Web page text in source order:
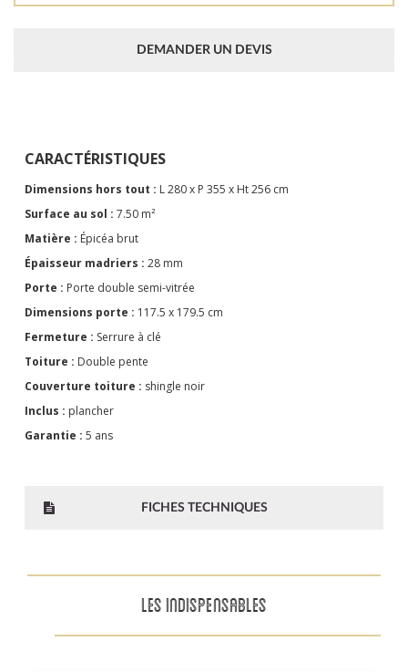
DEMANDER UN DEVIS
CARACTÉRISTIQUES
Dimensions hors tout : L 280 x P 355 x Ht 256 cm
Surface au sol : 7.50 m²
Matière : Épicéa brut
Épaisseur madriers : 28 mm
Porte : Porte double semi-vitrée
Dimensions porte : 117.5 x 179.5 cm
Fermeture : Serrure à clé
Toiture : Double pente
Couverture toiture : shingle noir
Inclus : plancher
Garantie : 5 ans
FICHES TECHNIQUES
LES INDISPENSABLES